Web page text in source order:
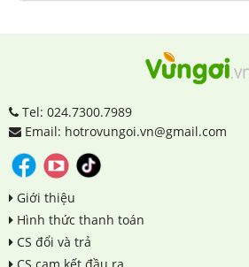
Tel: 024.7300.7989
Email: hotrovungoi.vn@gmail.com
Giới thiệu
Hình thức thanh toán
CS đổi và trả